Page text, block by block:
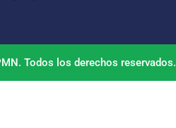
Todos los derechos reservados.